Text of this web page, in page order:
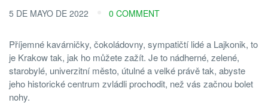
5 DE MAYO DE 2022 0 COMMENT
Příjemné kavárničky, čokoládovny, sympatičtí lidé a Lajkonik, to
je Krakow tak, jak ho můžete zažít. Je to nádherné, zelené,
starobylé, univerzitní město, útulné a velké právě tak, abyste
jeho historické centrum zvládli prochodit, než vás začnou bolet
nohy.